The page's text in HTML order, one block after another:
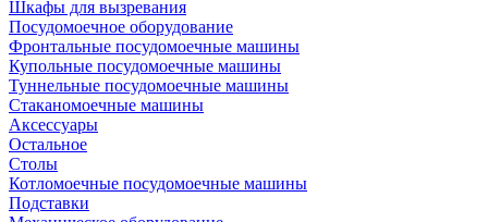
Шкафы для вызревания
Посудомоечное оборудование
Фронтальные посудомоечные машины
Купольные посудомоечные машины
Туннельные посудомоечные машины
Стаканомоечные машины
Аксессуары
Остальное
Столы
Котломоечные посудомоечные машины
Подставки